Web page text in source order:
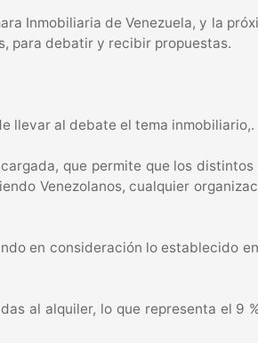
Inmobiliaria de Venezuela, y la
para debatir y recibir propuestas.
llevar al debate el tema inmobiliario,.
que permite que los
Venezolanos, cualquier
en consideración lo establecido
al alquiler, lo que representa el 9